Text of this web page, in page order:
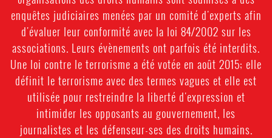
enquêtes judiciaires menées par un comité d'experts afin
d'évaluer leur conformité avec la loi 84/2002 sur les
associations. Leurs évènements ont parfois été interdits.
Une loi contre le terrorisme a été votée en août 2015; elle
définit le terrorisme avec des termes vagues et elle est
utilisée pour restreindre la liberté d'expression et
intimider les opposants au gouvernement, les
journalistes et les défenseur-ses des droits humains.